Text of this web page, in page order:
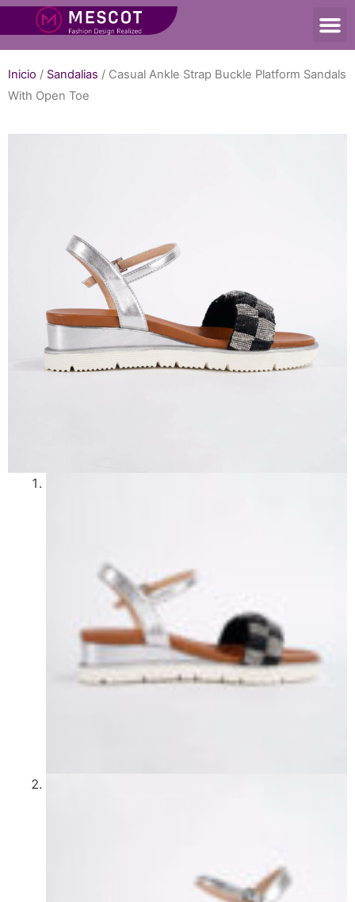
Inicio / Sandalias / Casual Ankle Strap Buckle Platform Sandals
With Open Toe